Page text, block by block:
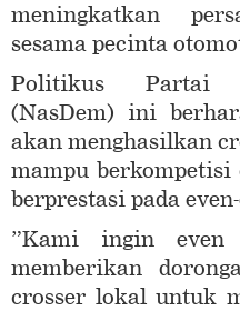
meningkatkan
sesama pecinta
Politikus Partai
(NasDem) ini
akan menghasilkan
mampu
berprestasi pada
”Kami ingin
memberikan
crosser lokal untuk